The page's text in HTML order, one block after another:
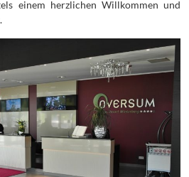
einem herzlichen Willkommen und